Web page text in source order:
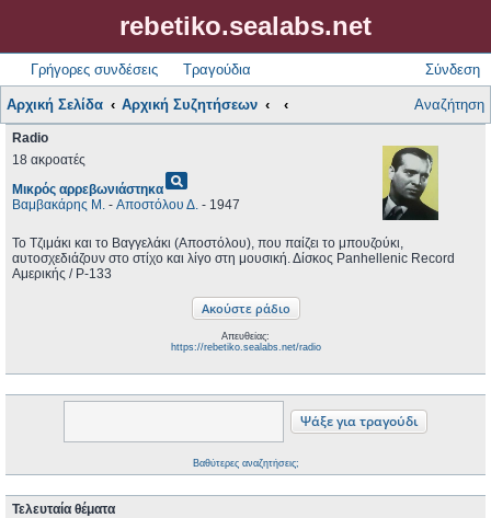
rebetiko.sealabs.net
Γρήγορες συνδέσεις Τραγούδια Σύνδεση
Αρχική Σελίδα Αρχική Συζητήσεων Αναζήτηση
Radio
18 ακροατές
Μικρός αρρεβωνιάστηκαpageview
Βαμβακάρης Μ. - Αποστόλου Δ. - 1947
Το Τζιμάκι και το Βαγγελάκι (Αποστόλου), που παίζει το μπουζούκι,
αυτοσχεδιάζουν στο στίχο και λίγο στη μουσική. Δίσκος Panhellenic Record
Αμερικής / P-133
Απευθείας:
https://rebetiko.sealabs.net/radio
Βαθύτερες αναζητήσεις;
Τελευταία θέματα